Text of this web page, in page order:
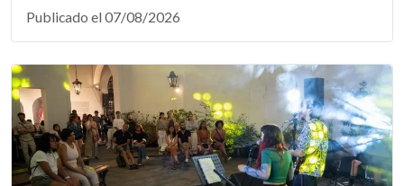
Publicado el 07/08/2026